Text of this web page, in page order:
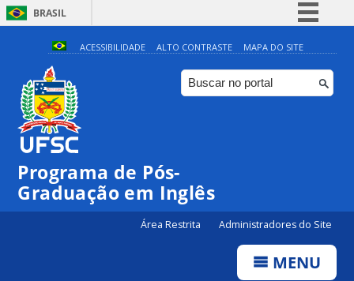
BRASIL
Simplifique!
Comunica BR
Participe
ACESSIBILIDADE ALTO CONTRASTE MAPA DO SITE
Programa de Pós-
Graduação em Inglês
Área Restrita Administradores do Site
MENU